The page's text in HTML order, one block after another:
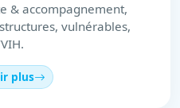
& accompagnement,
vulnérables,
plus